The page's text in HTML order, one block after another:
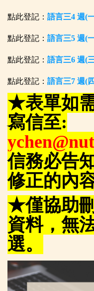
點此登記： 語言三4 週(
點此登記： 語言三5 週(
點此登記： 語言三6 週(
點此登記： 語言三7 週(
★表單如
寫信至:
信務必告
修正的內容
★僅協助
資料，無
選。